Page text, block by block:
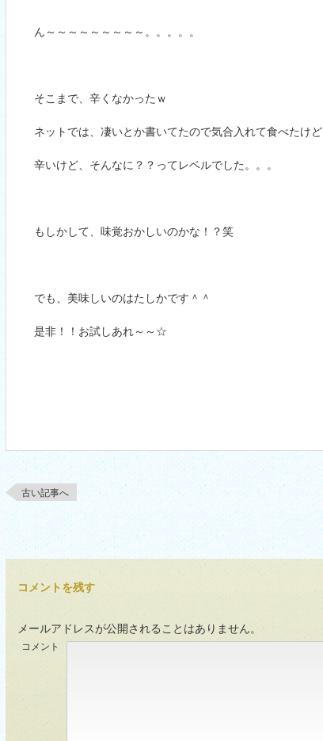
ん～～～～～～～～～。。。。。
そこまで、辛くなかったｗ
ネットでは、凄いとか書いてたので気合入れて食べたけど
辛いけど、そんなに？？ってレベルでした。。。
もしかして、味覚おかしいのかな！？笑
でも、美味しいのはたしかです＾＾
是非！！お試しあれ～～☆
古い記事へ
コメントを残す
メールアドレスが公開されることはありません。
コメント